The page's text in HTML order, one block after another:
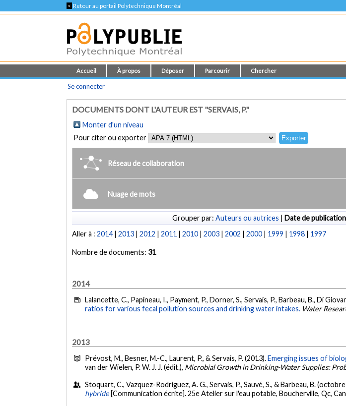
< Retour au portail Polytechnique Montréal
Accueil À propos Déposer Parcourir Chercher
Se connecter
DOCUMENTS DONT L'AUTEUR EST "SERVAIS, P."
Monter d'un niveau
Pour citer ou exporter
Réseau de collaboration
Nuage de mots
Grouper par: Auteurs ou autrices | Date de publication
Aller à :2014|2013 |2012 |2011 |2010 |2003 |2002 |2000 | 1999 | 1998 | 1997
Nombre de documents: 31
2014
Lalancette, C., Papineau, I., Payment, P., Dorner, S., Servais, P., Barbeau, B., Di
ratios for various fecal pollution sources and drinking water intakes. Water
2013
Prévost, M., Besner, M.-C., Laurent, P., & Servais, P. (2013).Emerging issues of
van der Wielen, P. W. J. J. (édit.), Microbial Growth in Drinking-Water Supplies:
Stoquart, C., Vazquez-Rodriguez, A. G., Servais, P., Sauvé, S., & Barbeau, B.
hybride [Communication écrite]. 25e Atelier sur l'eau potable, Boucherville, Qc,